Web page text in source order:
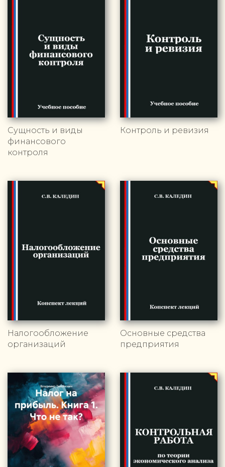
Сущность и виды
финансового
контроля
Контроль и ревизия
Налогообложение
организаций
Основные средства
предприятия